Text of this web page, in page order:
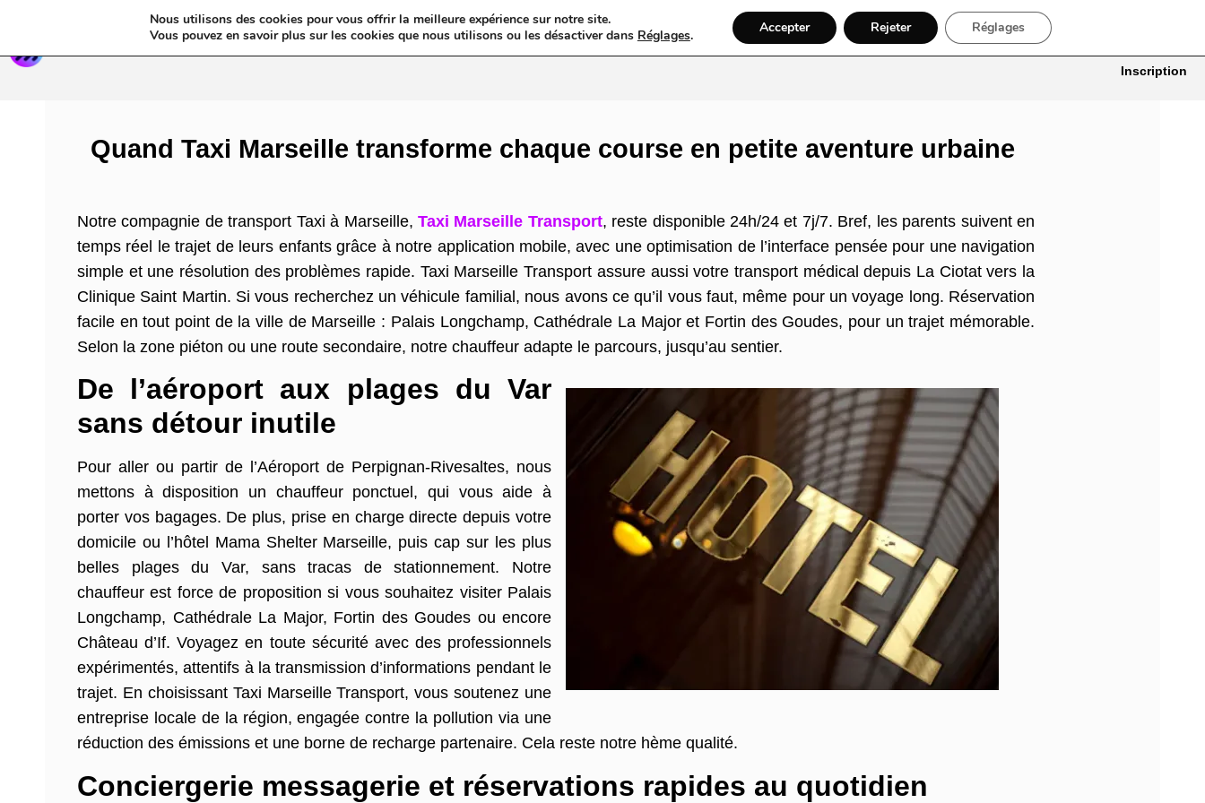
Annuaires & Blogs Web Taxi VTC Ambulance Locations De Voitures Bâtiment, Artisans & Électriciens
Inscription
Quand Taxi Marseille transforme chaque course en petite aventure urbaine
Notre compagnie de transport Taxi à Marseille, Taxi Marseille Transport, reste disponible 24h/24 et 7j/7. Bref, les parents suivent en
temps réel le trajet de leurs enfants grâce à notre application mobile, avec une optimisation de l’interface pensée pour une navigation
simple et une résolution des problèmes rapide. Taxi Marseille Transport assure aussi votre transport médical depuis La Ciotat vers la
Clinique Saint Martin. Si vous recherchez un véhicule familial, nous avons ce qu’il vous faut, même pour un voyage long. Réservation
facile en tout point de la ville de Marseille : Palais Longchamp, Cathédrale La Major et Fortin des Goudes, pour un trajet mémorable.
Selon la zone piéton ou une route secondaire, notre chauffeur adapte le parcours, jusqu’au sentier.
De l’aéroport aux plages du Var
sans détour inutile
Pour aller ou partir de l’Aéroport de Perpignan-Rivesaltes, nous
mettons à disposition un chauffeur ponctuel, qui vous aide à
porter vos bagages. De plus, prise en charge directe depuis votre
domicile ou l’hôtel Mama Shelter Marseille, puis cap sur les plus
belles plages du Var, sans tracas de stationnement. Notre
chauffeur est force de proposition si vous souhaitez visiter Palais
Longchamp, Cathédrale La Major, Fortin des Goudes ou encore
Château d’If. Voyagez en toute sécurité avec des professionnels
expérimentés, attentifs à la transmission d’informations pendant le
trajet. En choisissant Taxi Marseille Transport, vous soutenez une
entreprise locale de la région, engagée contre la pollution via une
réduction des émissions et une borne de recharge partenaire. Cela reste notre hème qualité.
Conciergerie messagerie et réservations rapides au quotidien
Nous utilisons des cookies pour vous offrir la meilleure expérience sur notre site.
Vous pouvez en savoir plus sur les cookies que nous utilisons ou les désactiver dans Réglages. Accepter Rejeter Réglages